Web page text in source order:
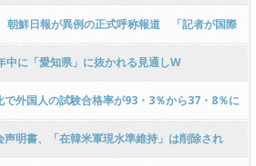
ｗｗｗｗｗｗｗｗｗｗｗｗｗｗｗ
朝鮮日報が異例の正式呼称報道 「記者が国際
中に「愛知県」に抜かれる見通しW
で外国人の試験合格率が93・3％から37・8％に
「日本語わからないと言えばいい！」と逃走
声明書、「在韓米軍現水準維持」は削除され